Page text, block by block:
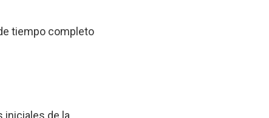
tiempo completo
iniciales de la